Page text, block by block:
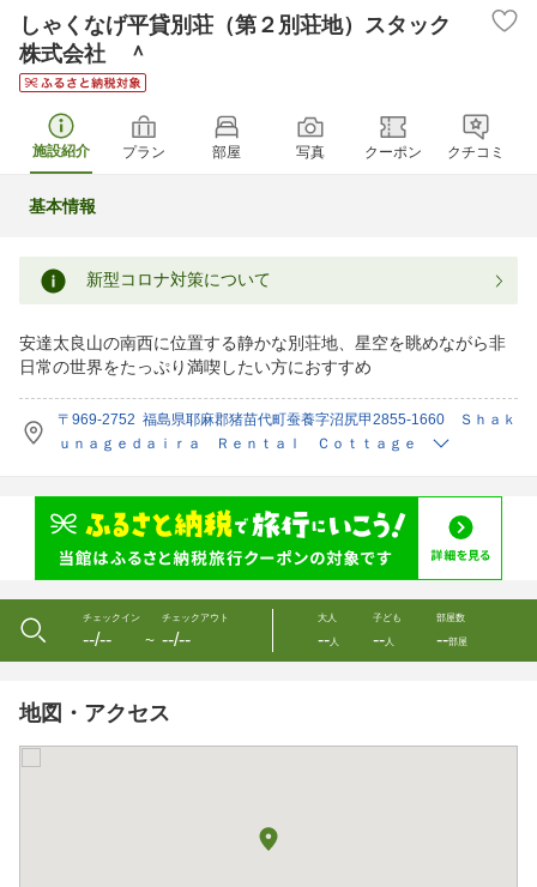
しゃくなげ平貸別荘（第２別荘地）スタック
株式会社 ＾
施設紹介 プラン 部屋 写真 クーポン クチコミ
基本情報
新型コロナ対策について
安達太良山の南西に位置する静かな別荘地、星空を眺めながら非
日常の世界をたっぷり満喫したい方におすすめ
〒969-2752 福島県耶麻郡猪苗代町蚕養字沼尻甲2855-1660 Ｓｈａｋ
ｕｎａｇｅｄａｉｒａ Ｒｅｎｔａｌ Ｃｏｔｔａｇｅ
チェックイン
--/-- 〜
チェックアウト
--/--
大人
--人
子ども
--人
部屋数
--部屋
地図・アクセス